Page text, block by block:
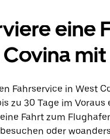
eine
Fahrservice in West
zu 30 Tage im Voraus
Fahrt zum
oder